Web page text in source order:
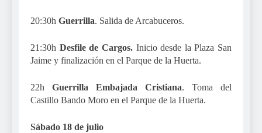
20:30h Guerrilla. Salida de Arcabuceros.
21:30h Desfile de Cargos.Inicio desde la Plaza San
Jaime y finalización en el Parque de la Huerta.
22h Guerrilla Embajada Cristiana. Toma del
Castillo Bando Moro en el Parque de la Huerta.
Sábado 18 de julio